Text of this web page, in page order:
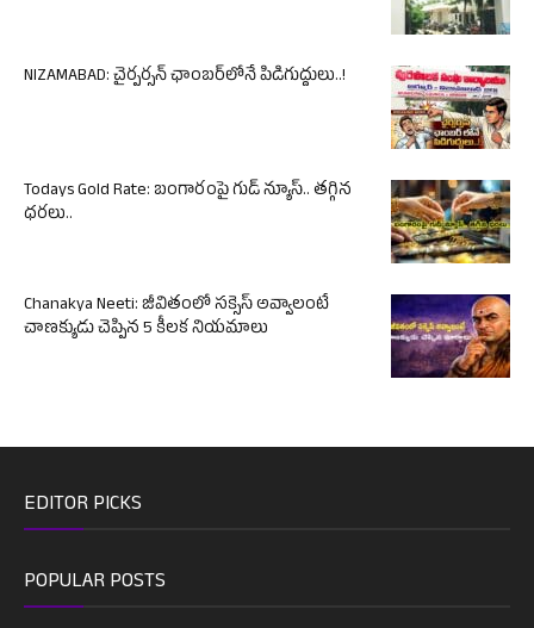
NIZAMABAD: చైర్పర్సన్ ఛాంబర్‌లోనే పిడిగుద్దులు..!
Todays Gold Rate: బంగారంపై గుడ్ న్యూస్.. తగ్గిన
ధరలు..
Chanakya Neeti: జీవితంలో సక్సెస్ అవ్వాలంటే
చాణక్యుడు చెప్పిన 5 కీలక నియమాలు
EDITOR PICKS
POPULAR POSTS